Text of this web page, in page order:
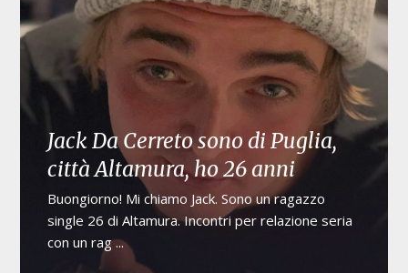
Jack Da Cerreto sono di Puglia,
città Altamura, ho 26 anni
Buongiorno! Mi chiamo Jack. Sono un ragazzo
single 26 di Altamura. Incontri per relazione seria
con un rag ...